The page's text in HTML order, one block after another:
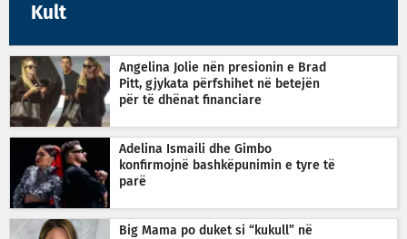
Kult
Angelina Jolie nën presionin e Brad
Pitt, gjykata përfshihet në betejën
për të dhënat financiare
Adelina Ismaili dhe Gimbo
konfirmojnë bashkëpunimin e tyre të
parë
Big Mama po duket si “kukull” në